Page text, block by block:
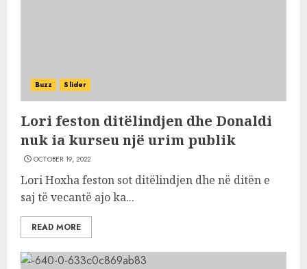
Buzz Slider
Lori feston ditëlindjen dhe Donaldi
nuk ia kurseu një urim publik
OCTOBER 19, 2022
Lori Hoxha feston sot ditëlindjen dhe në ditën e
saj të vecantë ajo ka...
READ MORE